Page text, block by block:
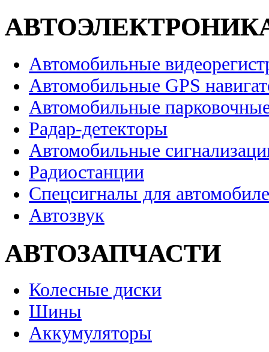
Автомобильные
Автомобильные GPS
Автомобильные
Радар-детекторы
Автомобильные
Радиостанции
Спецсигналы для
Автозвук
АВТОЗАПЧАСТИ
Колесные диски
Шины
Аккумуляторы